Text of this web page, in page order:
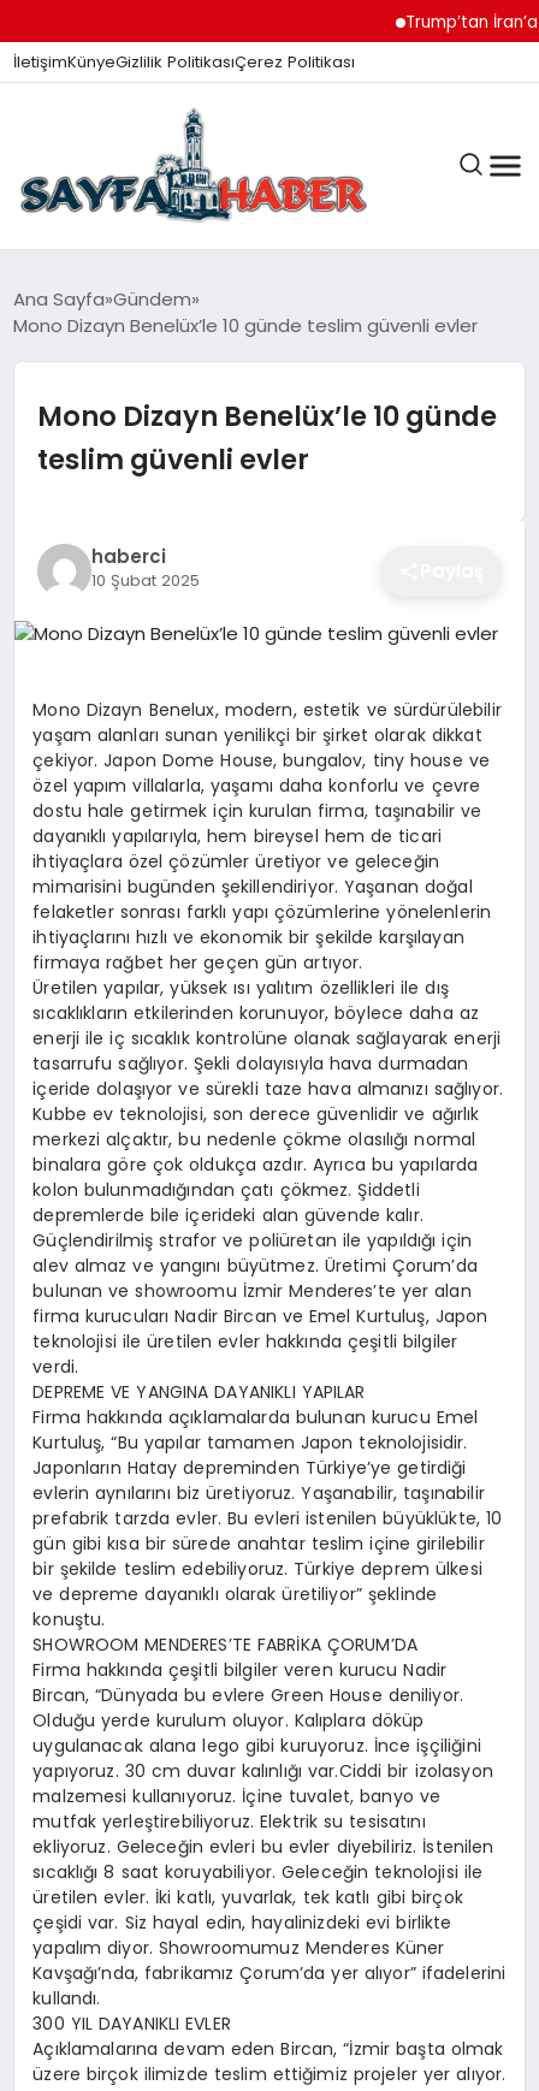
Trump’tan İran’a
İletişimKünyeGizlilik PolitikasıÇerez Politikası
ANA SAYFA
İZMIR HABERLERI
EĞITIM
SAĞLIK
SPOR
YAŞAM
DIĞER
Ana Sayfa Gündem
Mono Dizayn Benelüx’le 10 günde teslim güvenli evler
Mono Dizayn Benelüx’le 10 günde
teslim güvenli evler
haberci
10 Şubat 2025
Mono Dizayn Benelux, modern, estetik ve sürdürülebilir
yaşam alanları sunan yenilikçi bir şirket olarak dikkat
çekiyor. Japon Dome House, bungalov, tiny house ve
özel yapım villalarla, yaşamı daha konforlu ve çevre
dostu hale getirmek için kurulan firma, taşınabilir ve
dayanıklı yapılarıyla, hem bireysel hem de ticari
ihtiyaçlara özel çözümler üretiyor ve geleceğin
mimarisini bugünden şekillendiriyor. Yaşanan doğal
felaketler sonrası farklı yapı çözümlerine yönelenlerin
ihtiyaçlarını hızlı ve ekonomik bir şekilde karşılayan
firmaya rağbet her geçen gün artıyor.
Üretilen yapılar, yüksek ısı yalıtım özellikleri ile dış
sıcaklıkların etkilerinden korunuyor, böylece daha az
enerji ile iç sıcaklık kontrolüne olanak sağlayarak enerji
tasarrufu sağlıyor. Şekli dolayısıyla hava durmadan
içeride dolaşıyor ve sürekli taze hava almanızı sağlıyor.
Kubbe ev teknolojisi, son derece güvenlidir ve ağırlık
merkezi alçaktır, bu nedenle çökme olasılığı normal
binalara göre çok oldukça azdır. Ayrıca bu yapılarda
kolon bulunmadığından çatı çökmez. Şiddetli
depremlerde bile içerideki alan güvende kalır.
Güçlendirilmiş strafor ve poliüretan ile yapıldığı için
alev almaz ve yangını büyütmez. Üretimi Çorum’da
bulunan ve showroomu İzmir Menderes’te yer alan
firma kurucuları Nadir Bircan ve Emel Kurtuluş, Japon
teknolojisi ile üretilen evler hakkında çeşitli bilgiler
verdi.
DEPREME VE YANGINA DAYANIKLI YAPILAR
Firma hakkında açıklamalarda bulunan kurucu Emel
Kurtuluş, “Bu yapılar tamamen Japon teknolojisidir.
Japonların Hatay depreminden Türkiye’ye getirdiği
evlerin aynılarını biz üretiyoruz. Yaşanabilir, taşınabilir
prefabrik tarzda evler. Bu evleri istenilen büyüklükte, 10
gün gibi kısa bir sürede anahtar teslim içine girilebilir
bir şekilde teslim edebiliyoruz. Türkiye deprem ülkesi
ve depreme dayanıklı olarak üretiliyor” şeklinde
konuştu.
SHOWROOM MENDERES’TE FABRİKA ÇORUM’DA
Firma hakkında çeşitli bilgiler veren kurucu Nadir
Bircan, “Dünyada bu evlere Green House deniliyor.
Olduğu yerde kurulum oluyor. Kalıplara döküp
uygulanacak alana lego gibi kuruyoruz. İnce işçiliğini
yapıyoruz. 30 cm duvar kalınlığı var.Ciddi bir izolasyon
malzemesi kullanıyoruz. İçine tuvalet, banyo ve
mutfak yerleştirebiliyoruz. Elektrik su tesisatını
ekliyoruz. Geleceğin evleri bu evler diyebiliriz. İstenilen
sıcaklığı 8 saat koruyabiliyor. Geleceğin teknolojisi ile
üretilen evler. İki katlı, yuvarlak, tek katlı gibi birçok
çeşidi var. Siz hayal edin, hayalinizdeki evi birlikte
yapalım diyor. Showroomumuz Menderes Küner
Kavşağı’nda, fabrikamız Çorum’da yer alıyor” ifadelerini
kullandı.
300 YIL DAYANIKLI EVLER
Açıklamalarına devam eden Bircan, “İzmir başta olmak
üzere birçok ilimizde teslim ettiğimiz projeler yer alıyor.